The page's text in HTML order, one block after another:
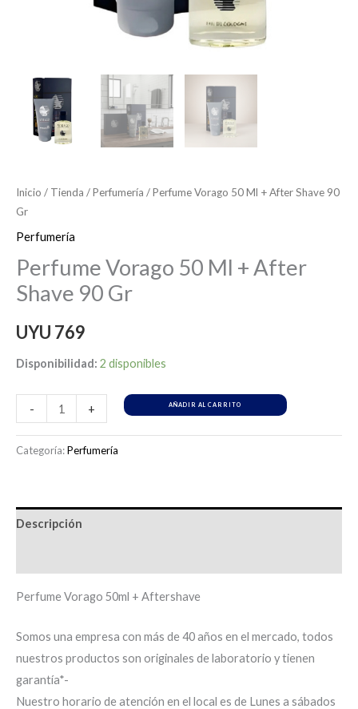
Inicio / Tienda /Perfumería / Perfume Vorago 50 Ml + After Shave 90
Gr
Perfumería
Perfume Vorago 50 Ml + After
Shave 90 Gr
UYU 769
Disponibilidad: 2 disponibles
- + AÑADIR AL CARRITO
Categoría:Perfumería
Descripción
Perfume Vorago 50ml + Aftershave
Somos una empresa con más de 40 años en el mercado, todos
nuestros productos son originales de laboratorio y tienen
garantía*-
Nuestro horario de atención en el local es de Lunes a sábados